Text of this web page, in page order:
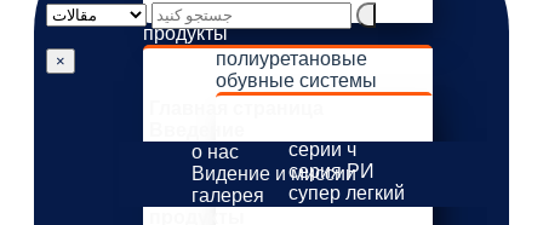
галерея
продукты
полиуретановые
обувные системы
серии ч
серия РИ
супер легкий
×
о нас
Видение и миссии
галерея